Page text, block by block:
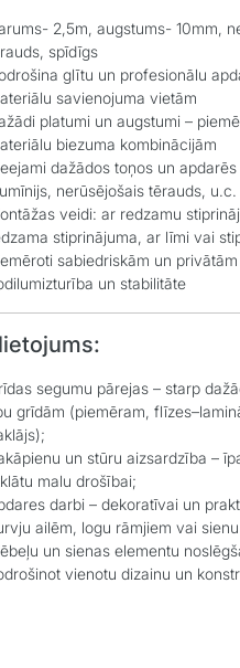
2,5m, augstums- 10mm,
spīdīgs
glītu un profesionālu
savienojuma vietām
platumi un augstumi –
biezuma kombinācijām
dažādos toņos un
nerūsējošais tērauds, u.c.
veidi: ar redzamu
stiprinājuma, ar līmi vai
sabiedriskām un
un stabilitāte
segumu pārejas – starp
grīdām (piemēram,
un stūru aizsardzība –
malu drošībai;
darbi – dekoratīvai un
ailēm, logu rāmjiem vai
un sienas elementu
vienotu dizainu un